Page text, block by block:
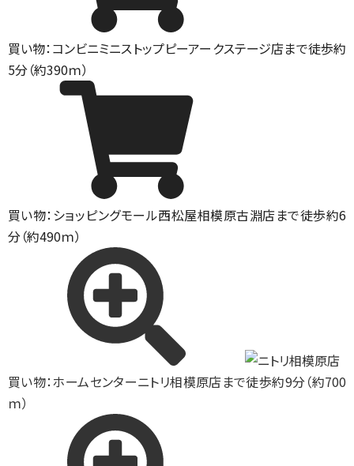
買い物：コンビニミニストップピーアークステージ店まで徒歩約
5分（約390ｍ）
買い物：ショッピングモール西松屋相模原古淵店まで徒歩約6
分（約490ｍ）
買い物：ホームセンターニトリ相模原店まで徒歩約9分（約700
ｍ）